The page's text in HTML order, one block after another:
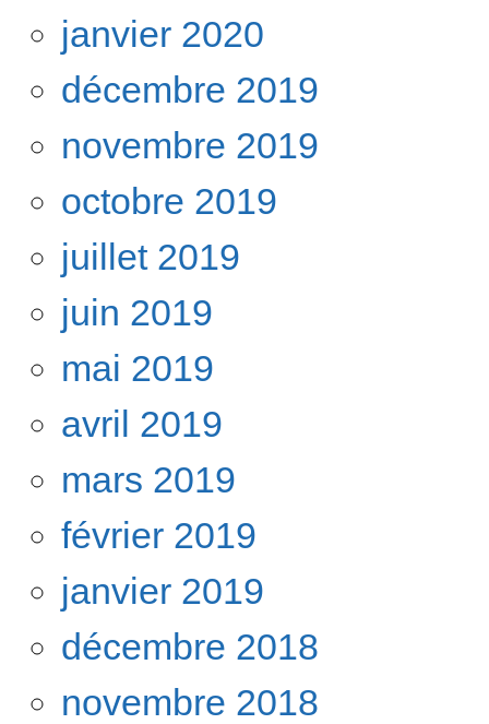
janvier 2020
décembre 2019
novembre 2019
octobre 2019
juillet 2019
juin 2019
mai 2019
avril 2019
mars 2019
février 2019
janvier 2019
décembre 2018
novembre 2018